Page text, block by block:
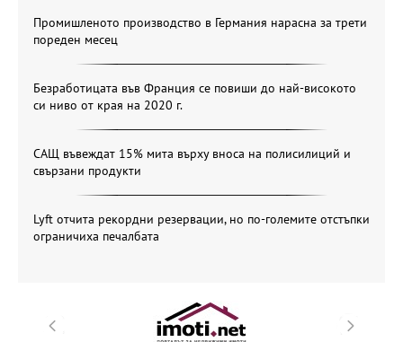
Промишленото производство в Германия нарасна за трети
пореден месец
Безработицата във Франция се повиши до най-високото
си ниво от края на 2020 г.
САЩ въвеждат 15% мита върху вноса на полисилиций и
свързани продукти
Lyft отчита рекордни резервации, но по-големите отстъпки
ограничиха печалбата